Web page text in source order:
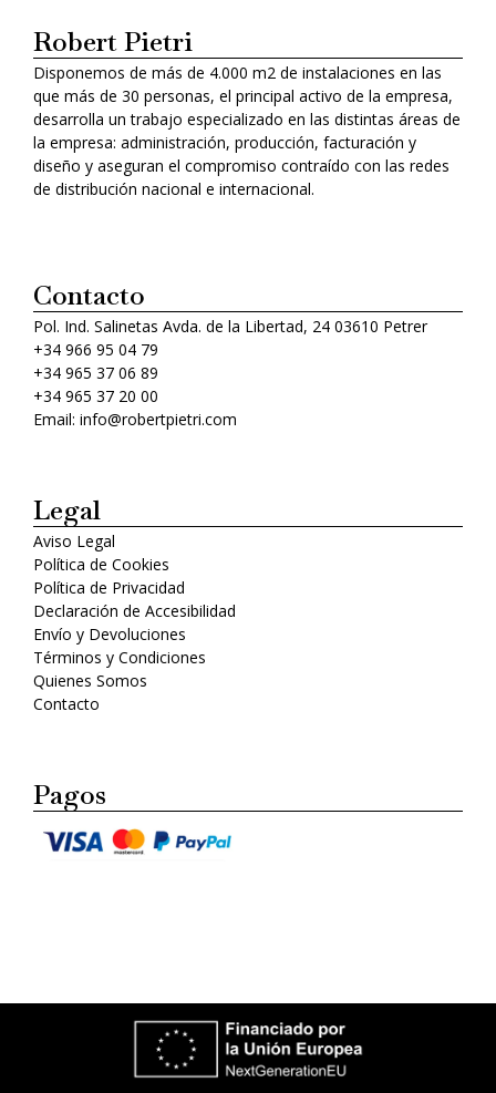
Robert Pietri
Disponemos de más de 4.000 m2 de instalaciones en las
que más de 30 personas, el principal activo de la empresa,
desarrolla un trabajo especializado en las distintas áreas de
la empresa: administración, producción, facturación y
diseño y aseguran el compromiso contraído con las redes
de distribución nacional e internacional.
Contacto
Pol. Ind. Salinetas Avda. de la Libertad, 24 03610 Petrer
+34 966 95 04 79
+34 965 37 06 89
+34 965 37 20 00
Email: info@robertpietri.com
Legal
Aviso Legal
Política de Cookies
Política de Privacidad
Declaración de Accesibilidad
Envío y Devoluciones
Términos y Condiciones
Quienes Somos
Contacto
Pagos